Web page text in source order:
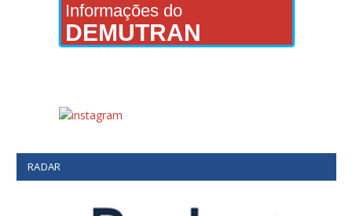
Informações do
DEMUTRAN
RADAR